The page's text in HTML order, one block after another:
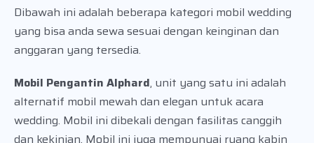
Dibawah ini adalah beberapa kategori mobil wedding
yang bisa anda sewa sesuai dengan keinginan dan
anggaran yang tersedia.
Mobil Pengantin Alphard, unit yang satu ini adalah
alternatif mobil mewah dan elegan untuk acara
wedding. Mobil ini dibekali dengan fasilitas canggih
dan kekinian. Mobil ini juga mempunyai ruang kabin